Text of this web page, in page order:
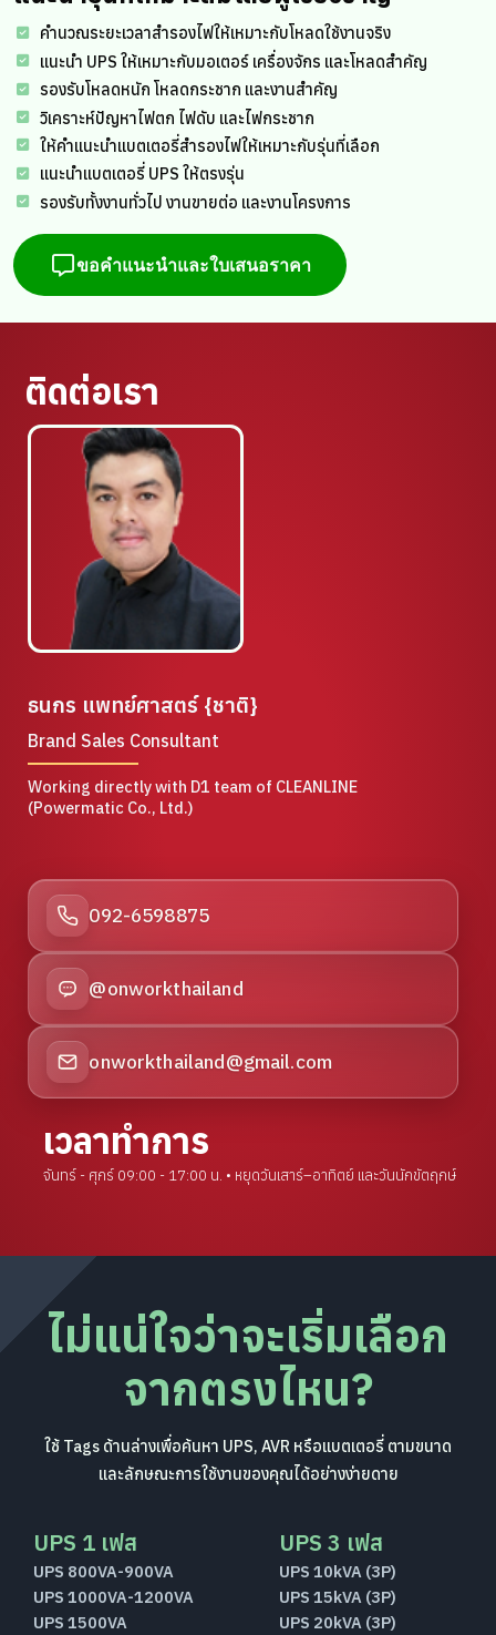
คำนวณระยะเวลาสำรองไฟให้เหมาะกับโหลดใช้งานจริง
แนะนำ UPS ให้เหมาะกับมอเตอร์ เครื่องจักร และโหลดสำคัญ
รองรับโหลดหนัก โหลดกระชาก และงานสำคัญ
วิเคราะห์ปัญหาไฟตก ไฟดับ และไฟกระชาก
ให้คำแนะนำแบตเตอรี่สำรองไฟให้เหมาะกับรุ่นที่เลือก
แนะนำแบตเตอรี่ UPS ให้ตรงรุ่น
รองรับทั้งงานทั่วไป งานขายต่อ และงานโครงการ
ขอคำแนะนำและใบเสนอราคา
ติดต่อเรา
ธนกร แพทย์ศาสตร์ {ชาติ}
Brand Sales Consultant
Working directly with D1 team of CLEANLINE
(Powermatic Co., Ltd.)
092-6598875
@onworkthailand
onworkthailand@gmail.com
เวลาทำการ
จันทร์ - ศุกร์ 09:00 - 17:00 น. • หยุดวันเสาร์–อาทิตย์ และวันนักขัตฤกษ์
ไม่แน่ใจว่าจะเริ่มเลือก
จากตรงไหน?
ใช้ Tags ด้านล่างเพื่อค้นหา UPS, AVR หรือแบตเตอรี่ ตามขนาด
และลักษณะการใช้งานของคุณได้อย่างง่ายดาย
UPS 1 เฟส
UPS 800VA-900VA
UPS 1000VA-1200VA
UPS 1500VA
UPS 3 เฟส
UPS 10kVA (3P)
UPS 15kVA (3P)
UPS 20kVA (3P)